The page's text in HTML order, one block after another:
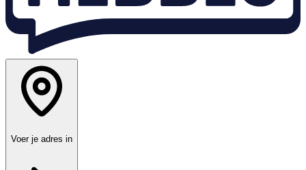
Voer je adres in